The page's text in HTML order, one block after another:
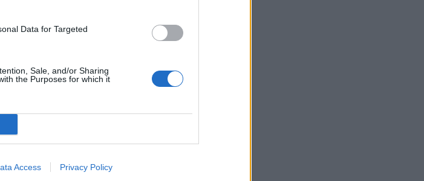
Data for Targeted
Sale, and/or Sharing
the Purposes for which it
Access Privacy Policy
kilómetros